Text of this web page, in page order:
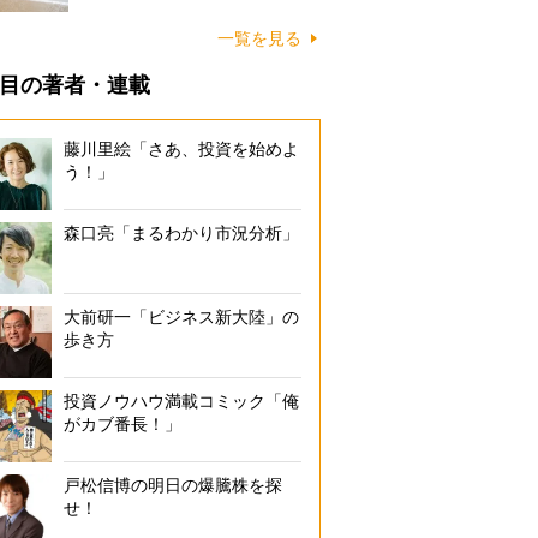
一覧を見る
の著者・連載
藤川里絵「さあ、投資を始めよ
う！」
森口亮「まるわかり市況分析」
大前研一「ビジネス新大陸」の
歩き方
投資ノウハウ満載コミック「俺
がカブ番長！」
戸松信博の明日の爆騰株を探
せ！